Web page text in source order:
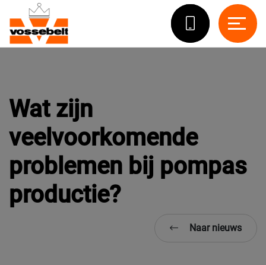
Wat zijn
veelvoorkomende
problemen bij pompas
productie?
Naar nieuws